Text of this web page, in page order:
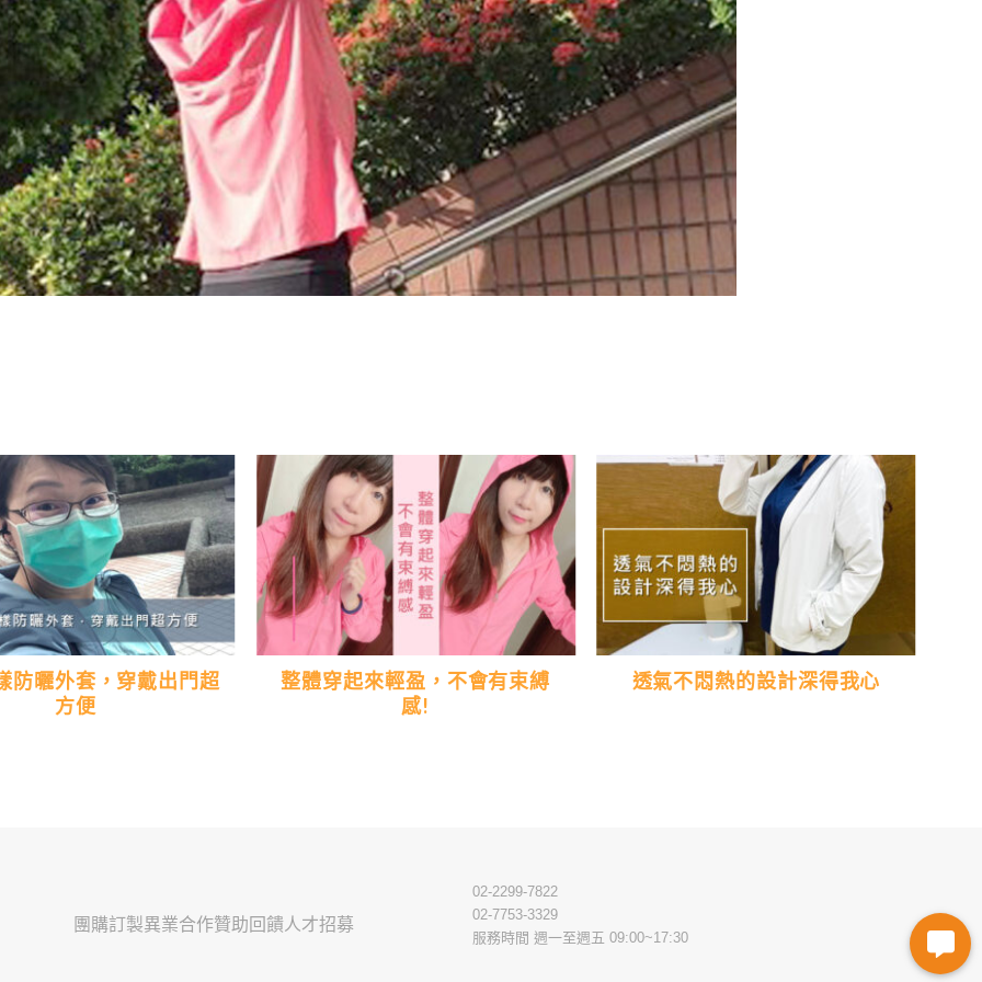
防曬外套，穿戴出門超
方便
整體穿起來輕盈，不會有束縛
感!
透氣不悶熱的設計深得我心
團購訂製異業合作贊助回饋人才招募
02-2299-7822
02-7753-3329
服務時間 週一至週五 09:00~17:30